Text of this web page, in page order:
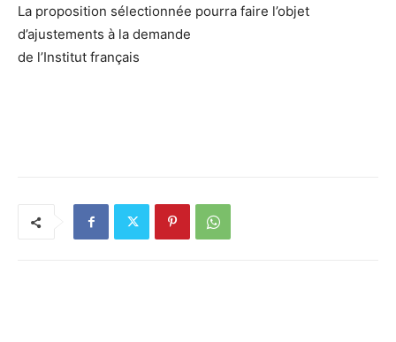
La proposition sélectionnée pourra faire l’objet
d’ajustements à la demande
de l’Institut français